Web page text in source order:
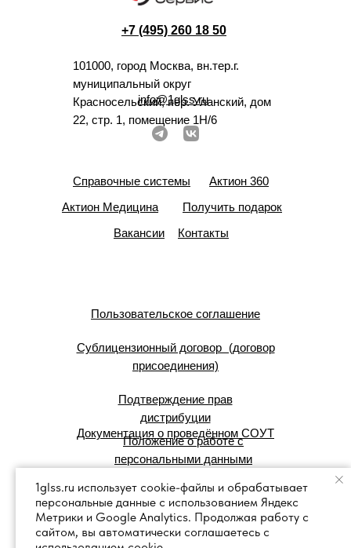
+7 (495) 260 18 50
101000, город Москва, вн.тер.г.
муниципальный округ
Красносельский, пер. Уланский, дом
22, стр. 1, помещение 1Н/6
info@1glss.ru
Справочные системы
Актион 360
Актион Медицина
Получить подарок
Вакансии
Контакты
Пользовательское соглашение
Сублицензионный договор (договор
присоединения)
Подтверждение прав
дистрибуции
Документация о проведённом СОУТ
Положение о работе с
персональными данными
© 2007 — 2025 г. Система Сервис:
справочные правовые системы.
1glss.ru использует cookie-файлы и обрабатывает
персональные данные с использованием Яндекс
Метрики и Google Analytics. Продолжая работу с
сайтом, вы автоматически соглашаетесь с